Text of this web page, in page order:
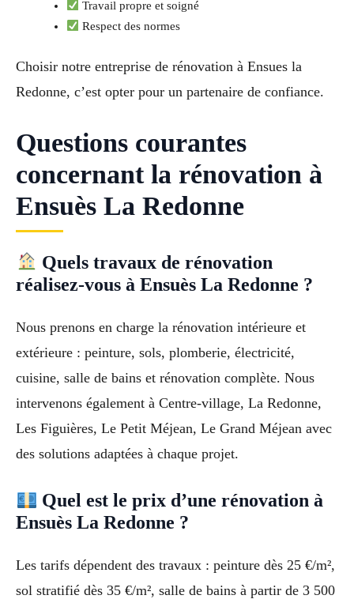
Travail propre et soigné
Respect des normes
Choisir notre entreprise de rénovation à Ensues la
Redonne, c’est opter pour un partenaire de confiance.
Questions courantes
concernant la rénovation à
Ensuès La Redonne
Quels travaux de rénovation
réalisez-vous à Ensuès La Redonne ?
Nous prenons en charge la rénovation intérieure et
extérieure : peinture, sols, plomberie, électricité,
cuisine, salle de bains et rénovation complète. Nous
intervenons également à Centre-village, La Redonne,
Les Figuières, Le Petit Méjean, Le Grand Méjean avec
des solutions adaptées à chaque projet.
Quel est le prix d’une rénovation à
Ensuès La Redonne ?
Les tarifs dépendent des travaux : peinture dès 25 €/m²,
sol stratifié dès 35 €/m², salle de bains à partir de 3 500